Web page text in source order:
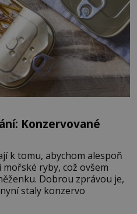
Konzervované
k tomu, abychom alespoň
ryby, což ovšem
Dobrou zprávou je,
staly konzervo